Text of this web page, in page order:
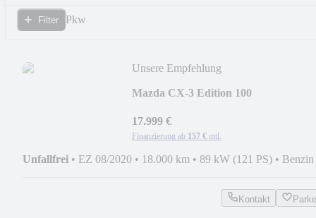
Filter Pkw
Unsere Empfehlung
Mazda CX-3 Edition 100
17.999 €
Finanzierung ab 157 € mtl.
Unfallfrei • EZ 08/2020 • 18.000 km • 89 kW (121 PS) • Benzin
Kontakt